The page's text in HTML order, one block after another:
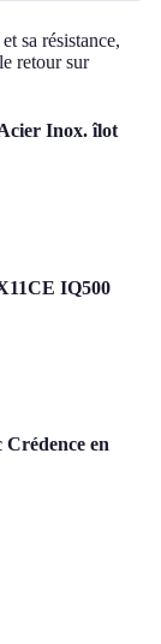
sa résistance,
retour sur
Inox. îlot
IQ500
en